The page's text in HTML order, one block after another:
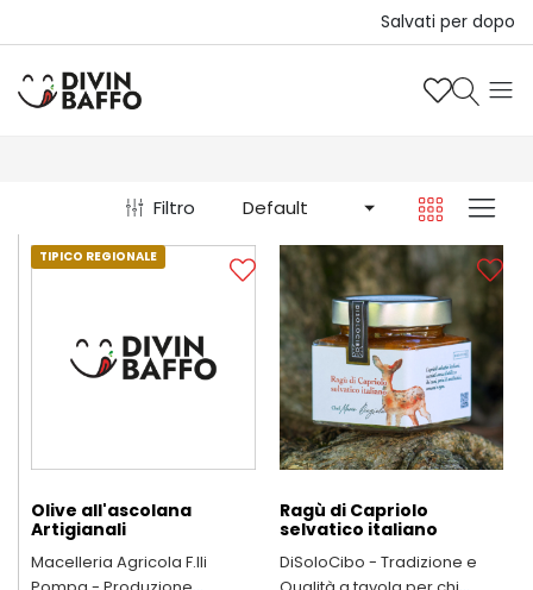
Salvati per dopo
Filtro Default
TIPICO REGIONALE
Olive all'ascolana
Artigianali
Macelleria Agricola F.lli
Ragù di Capriolo
selvatico italiano
DiSoloCibo - Tradizione e